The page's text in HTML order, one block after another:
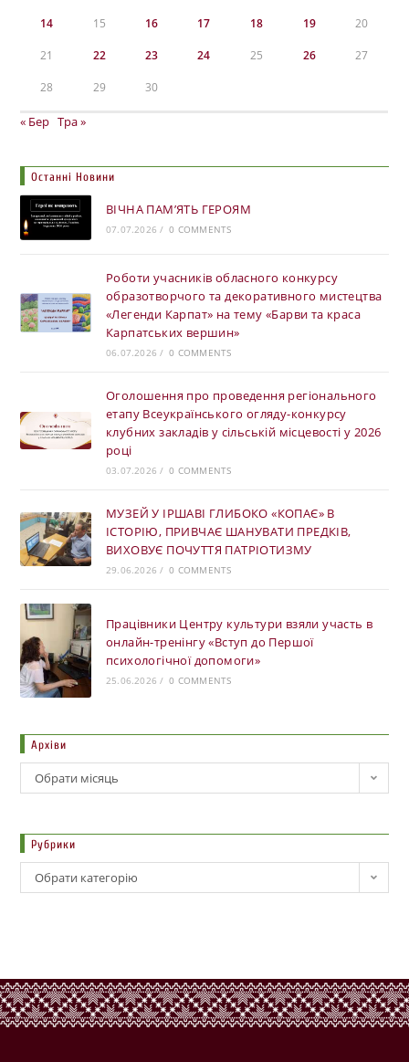
14 15 16 17 18 19 20
21 22 23 24 25 26 27
28 29 30
« Бер Тра »
Останні Новини
ВІЧНА ПАМ’ЯТЬ ГЕРОЯМ
07.07.2026 / 0 COMMENTS
Роботи учасників обласного конкурсу
образотворчого та декоративного мистецтва
«Легенди Карпат» на тему «Барви та краса
Карпатських вершин»
06.07.2026 / 0 COMMENTS
Оголошення про проведення регіонального
етапу Всеукраїнського огляду-конкурсу
клубних закладів у сільській місцевості у 2026
році
03.07.2026 / 0 COMMENTS
МУЗЕЙ У ІРШАВІ ГЛИБОКО «КОПАЄ» В
ІСТОРІЮ, ПРИВЧАЄ ШАНУВАТИ ПРЕДКІВ,
ВИХОВУЄ ПОЧУТТЯ ПАТРІОТИЗМУ
29.06.2026 / 0 COMMENTS
Працівники Центру культури взяли участь в
онлайн-тренінгу «Вступ до Першої
психологічної допомоги»
25.06.2026 / 0 COMMENTS
Архіви
Обрати місяць
Рубрики
Обрати категорію